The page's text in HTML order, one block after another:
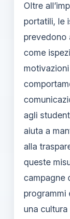
Oltre
portatili, le
prevedono
come
agli
aiuta a
alla
queste
campagne
programmi
una